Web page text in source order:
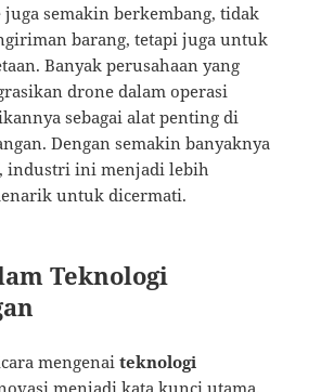
semakin berkembang, tidak
barang, tetapi juga untuk
Banyak perusahaan yang
drone dalam operasi
sebagai alat penting di
Dengan semakin banyaknya
industri ini menjadi lebih
untuk dicermati.
Teknologi
mengenaiteknologi